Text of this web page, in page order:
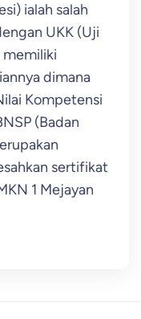
ialah salah
UKK (Uji
memiliki
dimana
Kompetensi
(Badan
sertifikat
1 Mejayan